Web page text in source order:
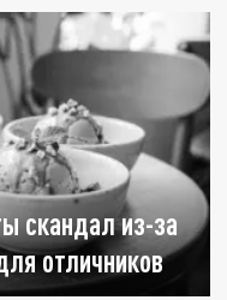
скандал из-за
отличников